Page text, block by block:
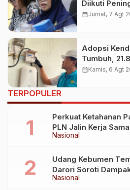
Diikuti
Lapangan
calendar_monthJumat, 7 Agt
Adopsi
Tumbuh,
Gunakan
calendar_monthKamis, 6 Agt
TERPOPULER
Nasional
Perkuat Ketahanan
PLN Jalin Kerja
Kementerian
Nasional
Udang Kebumen
Darori Soroti